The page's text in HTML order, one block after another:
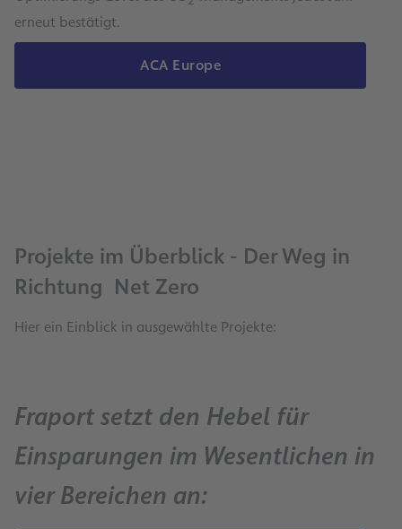
erneut bestätigt.
ACA Europe
Projekte im Überblick - Der Weg in
Richtung Net Zero
Hier ein Einblick in ausgewählte Projekte:
Fraport setzt den Hebel für
Einsparungen im Wesentlichen in
vier Bereichen an: